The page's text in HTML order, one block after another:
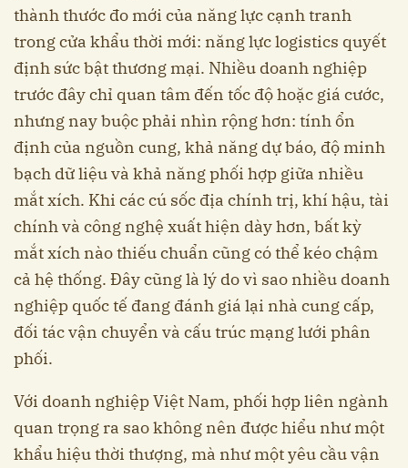
thành thước đo mới của năng lực cạnh tranh
trong cửa khẩu thời mới: năng lực logistics quyết
định sức bật thương mại. Nhiều doanh nghiệp
trước đây chỉ quan tâm đến tốc độ hoặc giá cước,
nhưng nay buộc phải nhìn rộng hơn: tính ổn
định của nguồn cung, khả năng dự báo, độ minh
bạch dữ liệu và khả năng phối hợp giữa nhiều
mắt xích. Khi các cú sốc địa chính trị, khí hậu, tài
chính và công nghệ xuất hiện dày hơn, bất kỳ
mắt xích nào thiếu chuẩn cũng có thể kéo chậm
cả hệ thống. Đây cũng là lý do vì sao nhiều doanh
nghiệp quốc tế đang đánh giá lại nhà cung cấp,
đối tác vận chuyển và cấu trúc mạng lưới phân
phối.
Với doanh nghiệp Việt Nam, phối hợp liên ngành
quan trọng ra sao không nên được hiểu như một
khẩu hiệu thời thượng, mà như một yêu cầu vận